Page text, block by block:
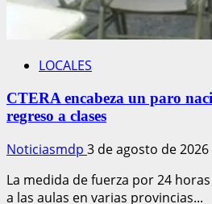
LOCALES
CTERA encabeza un paro
regreso a clases
Noticiasmdp 3 de agosto de 2026
La medida de fuerza por 24
a las aulas en varias provincias...